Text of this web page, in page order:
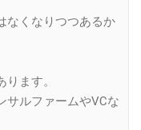
なくなりつつあるか
ます。
サルファームやVCな